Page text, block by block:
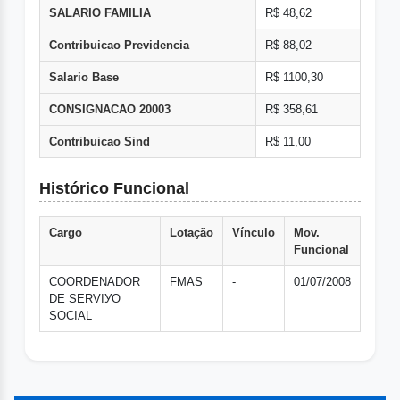
SALARIO FAMILIA R$ 48,62
Contribuicao Previdencia R$ 88,02
Salario Base R$ 1100,30
CONSIGNACAO 20003 R$ 358,61
Contribuicao Sind R$ 11,00
Histórico Funcional
Cargo Lotação Vínculo
Mov.
Funcional
COORDENADOR
DE SERVIУO
SOCIAL
FMAS - 01/07/2008